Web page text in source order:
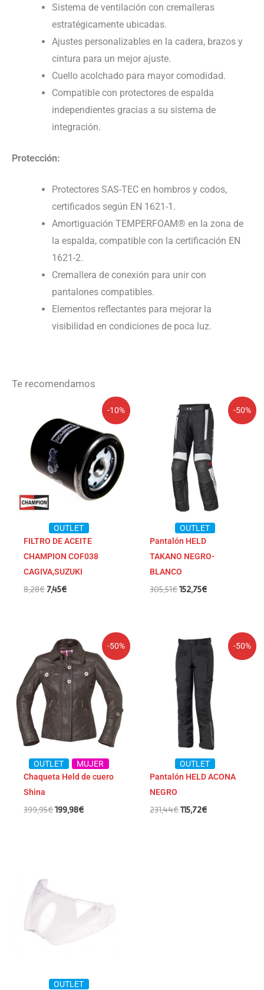
Sistema de ventilación con cremalleras
estratégicamente ubicadas.
Ajustes personalizables en la cadera, brazos y
cintura para un mejor ajuste.
Cuello acolchado para mayor comodidad.
Compatible con protectores de espalda
independientes gracias a su sistema de
integración.
Protección:
Protectores SAS-TEC en hombros y codos,
certificados según EN 1621-1.
Amortiguación TEMPERFOAM® en la zona de
la espalda, compatible con la certificación EN
1621-2.
Cremallera de conexión para unir con
pantalones compatibles.
Elementos reflectantes para mejorar la
visibilidad en condiciones de poca luz.
Te recomendamos
-10%
OUTLET
FILTRO DE ACEITE
CHAMPION COF038
CAGIVA,SUZUKI
8,28€
precio
original
era:
8,28€.
7,45€
actual
es:
7,45€.
-50%
OUTLET
Pantalón HELD
TAKANO NEGRO-
BLANCO
305,51€
El
precio
original
era:
305,51€.
152,75€
El
precio
actual
es:
152,75€.
-50%
OUTLET
MUJER
Chaqueta Held de cuero
Shina
399,95€
El
precio
original
era:
399,95€.
199,98€
precio
actual
es:
199,98€.
-50%
OUTLET
Pantalón HELD ACONA
NEGRO
231,44€
El
precio
original
era:
231,44€.
115,72€
El
precio
actual
es:
115,72€.
OUTLET